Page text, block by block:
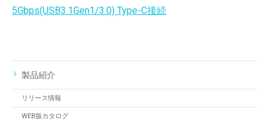
5Gbps(USB3.1Gen1/3.0) Type-C接続
製品紹介
リリース情報
WEB版カタログ